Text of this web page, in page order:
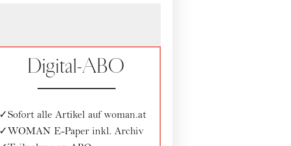
Digital-ABO
Sofort alle Artikel auf woman.at
WOMAN E-Paper inkl. Archiv